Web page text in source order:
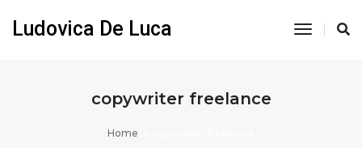
Ludovica De Luca
Toggle
copywriter freelance
Home